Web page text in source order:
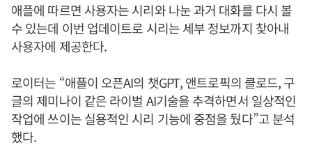
애플에 따르면 사용자는 시리와 나눈 과거 대화를 다시 볼
수 있는데 이번 업데이트로 시리는 세부 정보까지 찾아내
사용자에 제공한다.
로이터는 “애플이 오픈AI의 챗GPT, 앤트로픽의 클로드, 구
글의 제미나이 같은 라이벌 AI기술을 추격하면서 일상적인
작업에 쓰이는 실용적인 시리 기능에 중점을 뒀다”고 분석
했다.